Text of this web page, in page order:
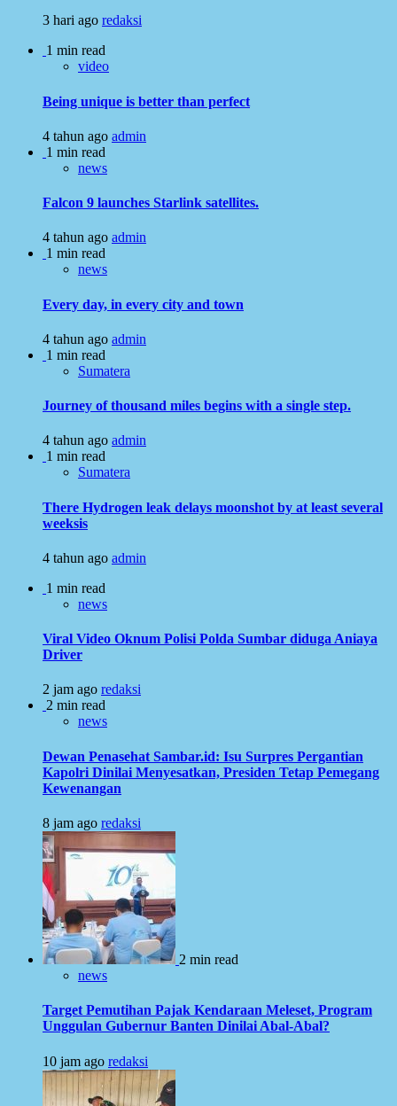
3 hari ago redaksi
1 min read
video
Being unique is better than perfect
4 tahun ago admin
1 min read
news
Falcon 9 launches Starlink satellites.
4 tahun ago admin
1 min read
news
Every day, in every city and town
4 tahun ago admin
1 min read
Sumatera
Journey of thousand miles begins with a single step.
4 tahun ago admin
1 min read
Sumatera
There Hydrogen leak delays moonshot by at least several
weeksis
4 tahun ago admin
1 min read
news
Viral Video Oknum Polisi Polda Sumbar diduga Aniaya
Driver
2 jam ago redaksi
2 min read
news
Dewan Penasehat Sambar.id: Isu Surpres Pergantian
Kapolri Dinilai Menyesatkan, Presiden Tetap Pemegang
Kewenangan
8 jam ago redaksi
2 min read
news
Target Pemutihan Pajak Kendaraan Meleset, Program
Unggulan Gubernur Banten Dinilai Abal-Abal?
10 jam ago redaksi